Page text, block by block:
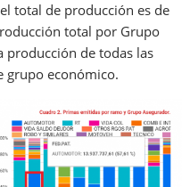
total de producción es de
total por Grupo
producción de todas las
grupo económico.